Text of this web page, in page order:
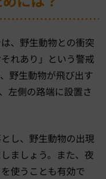
、野生動物との衝突
れあり」という警戒
野生動物が飛び出す
左側の路端に設置さ
し、野生動物の出現
ましょう。また、夜
使うことも有効で